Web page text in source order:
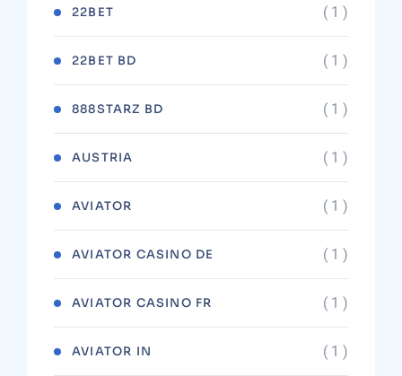
22BET ( 1 )
22BET BD ( 1 )
888STARZ BD ( 1 )
AUSTRIA ( 1 )
AVIATOR ( 1 )
AVIATOR CASINO DE ( 1 )
AVIATOR CASINO FR ( 1 )
AVIATOR IN ( 1 )